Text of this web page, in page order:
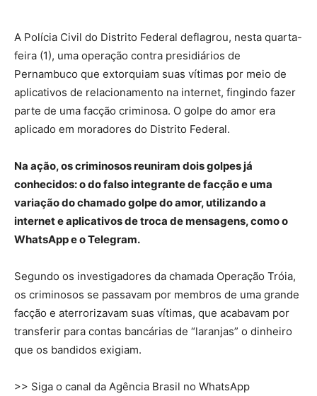
A Polícia Civil do Distrito Federal deflagrou, nesta quarta-
feira (1), uma operação contra presidiários de
Pernambuco que extorquiam suas vítimas por meio de
aplicativos de relacionamento na internet, fingindo fazer
parte de uma facção criminosa. O golpe do amor era
aplicado em moradores do Distrito Federal.
Na ação, os criminosos reuniram dois golpes já
conhecidos: o do falso integrante de facção e uma
variação do chamado golpe do amor, utilizando a
internet e aplicativos de troca de mensagens, como o
WhatsApp e o Telegram.
Segundo os investigadores da chamada Operação Tróia,
os criminosos se passavam por membros de uma grande
facção e aterrorizavam suas vítimas, que acabavam por
transferir para contas bancárias de “laranjas” o dinheiro
que os bandidos exigiam.
>> Siga o canal da Agência Brasil no WhatsApp